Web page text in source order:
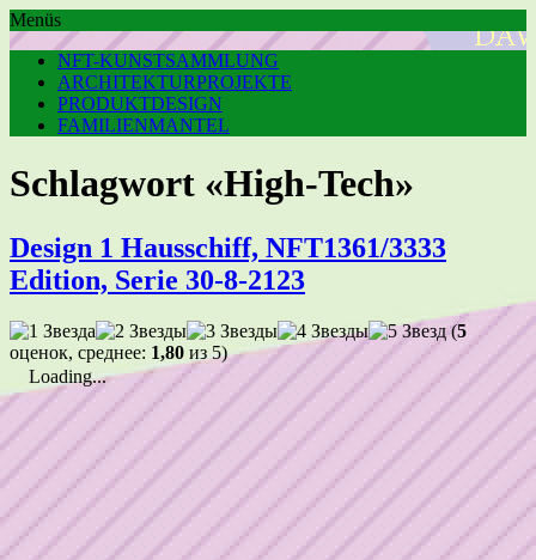
Menüs
NFT-KUNSTSAMMLUNG
ARCHITEKTURPROJEKTE
PRODUKTDESIGN
FAMILIENMANTEL
Schlagwort «High-Tech»
Design 1 Hausschiff, NFT1361/3333
Edition, Serie 30-8-2123
(5
оценок, среднее: 1,80 из 5)
Loading...